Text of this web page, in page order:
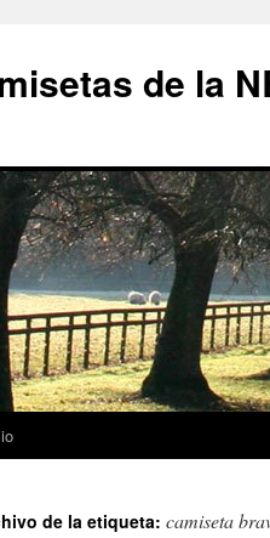
de la
de la etiqueta: camiseta